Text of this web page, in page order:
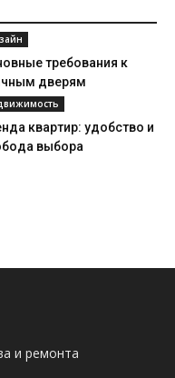
требования к
дверям
квартир: удобство и
выбора
и ремонта